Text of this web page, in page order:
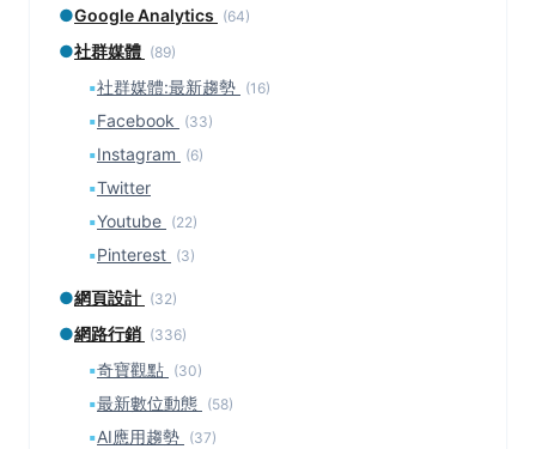
●Google Analytics (64)
●社群媒體 (89)
▪社群媒體:最新趨勢 (16)
▪Facebook (33)
▪Instagram (6)
▪Twitter
▪Youtube (22)
▪Pinterest (3)
●網頁設計 (32)
●網路行銷 (336)
▪奇寶觀點 (30)
▪最新數位動態 (58)
▪AI應用趨勢 (37)